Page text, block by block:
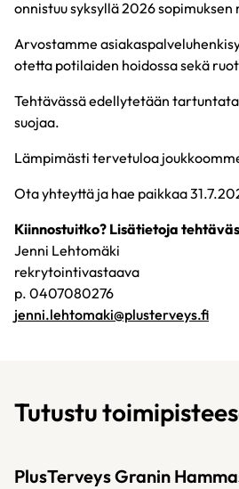
onnistuu syksyllä 2026 sopimuksen
Arvostamme
otetta potilaiden hoidossa sekä
Tehtävässä edellytetään
suojaa.
Lämpimästi tervetuloa
Ota yhteyttä ja hae paikkaa
Kiinnostuitko? Lisätietoja
Jenni Lehtomäki
rekrytointivastaava
p. 0407080276
jenni.lehtomaki@plusterveys.fi
Tutustu
PlusTerveys Granin